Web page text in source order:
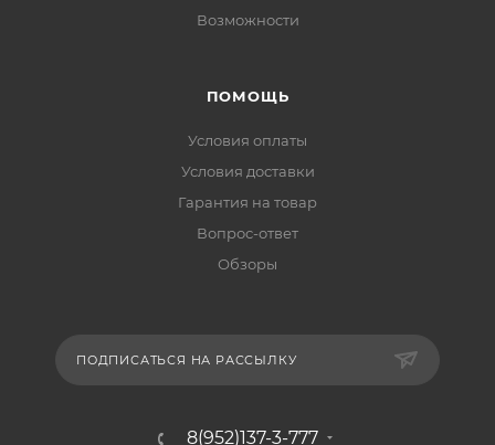
Возможности
ПОМОЩЬ
Условия оплаты
Условия доставки
Гарантия на товар
Вопрос-ответ
Обзоры
ПОДПИСАТЬСЯ НА РАССЫЛКУ
8(952)137-3-777